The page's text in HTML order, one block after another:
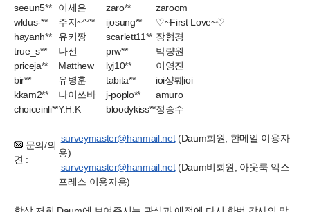
seeun5**
이세은 zaro**
zaroom
wldus-**
주지~^^* ijosung**
♡~First Love~♡
hayanh**
유키짱 scarlett11** 장형경
true_s**
나선 prw**
박량원
priceja**
Matthew lyj10**
이영진
bir**
유병훈 tabita**
ioi샹훼ioi
kkam2**
나이쓰바 j-poplo**
amuro
choiceinli**Y.H.K bloodykiss**정승수
문의/의
견 :
surveymaster@hanmail.net(Daum회원, 한메일 이용자
용)
surveymaster@hanmail.net(Daum비회원, 아웃룩 익스
프레스 이용자용)